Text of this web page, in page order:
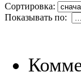
Сортировка:
Показывать по: